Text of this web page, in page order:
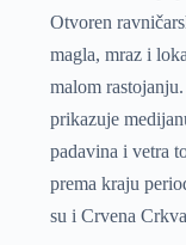
Otvoren
magla, mraz i
malom
prikazuje
padavina i vetra
prema kraju
su i Crvena